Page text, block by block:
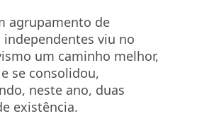
agrupamento de
independentes viu no
um caminho melhor,
se consolidou,
neste ano, duas
existência.